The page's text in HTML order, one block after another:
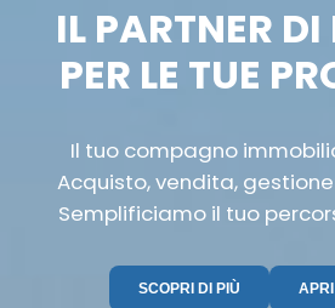
IL PARTNER
PER LE TUE
Il tuo compagno
Acquisto, vendita,
Semplificiamo il tuo
SCOPRI DI PIÙ